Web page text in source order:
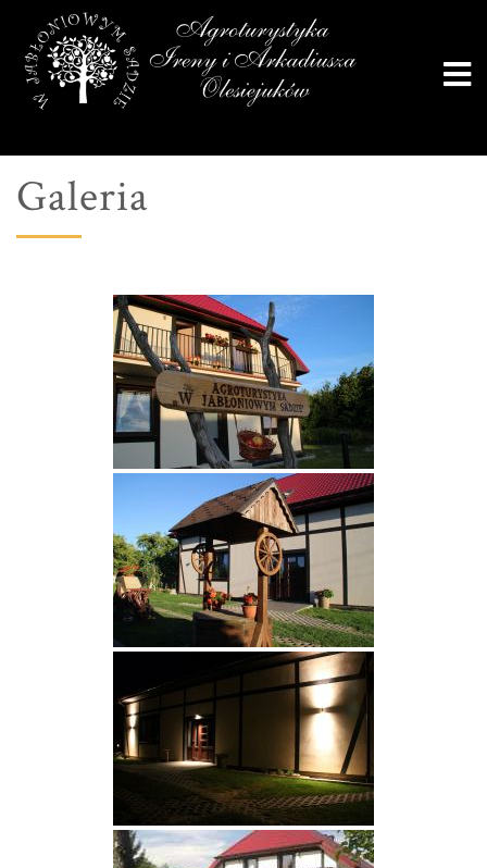
Galeria